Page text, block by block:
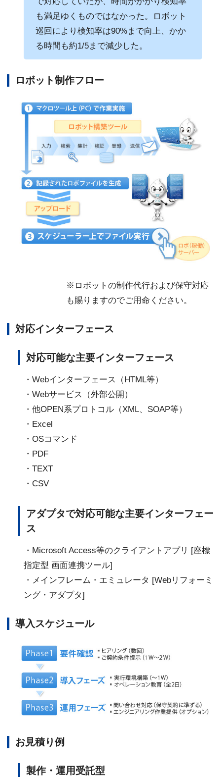
も満足ゆくものではなかった。ロボット
巡回により検知率は90%まで向上、かか
る時間も約1/5まで減少した。
ロボット制作フロー
※ロボットの制作代行および保守対応
も賜りますのでご用命ください。
対応インターフェース
対応可能な主要インターフェース
・Webインターフェース（HTML等）
・Webサービス（外部公開）
・他OPEN系プロトコル（XML、SOAP等）
・Excel
・OSコマンド
・PDF
・TEXT
・CSV
アダプタで対応可能な主要インターフェー
ス
・Microsoft Access等のクライアントアプリ [座標
指定型 画面連携ツール]
・メインフレーム・エミュレータ [Webリフォーミ
ング・アダプタ]
導入スケジュール
お見積り例
製作・運用受託型